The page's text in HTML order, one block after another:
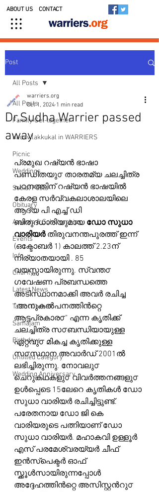
ABOUT US CONTACT
Post
All Posts
Family Get-together
Kedavilakkukal in WARRIERS
Picnic
Weddings
Social Posts
Obituary
Awards & Scholarships
Events
Info
Charity
Latest News
Talent Corner
Samajam
Birthdays
Untitled Category
Wedding Anniversary
All Posts
Dr.Sudha Warrier passed
away
warriers.org
Oct 1, 2024 1 min read
പ്രമുഖ റഷ്യൻ ഭാഷാ
പണ്ഡിതയു൦ താരതമ്യ ചലച്ചിത്ര
പഠനത്തിന് റഷ്യൻ ഭാഷയിൽ
കേരള സർവ്വകലാശാലയിലെ
ആദ്യ പി എച്ച് ഡി
ബിരുദധാരിയുമായ ഡോ സുധാ
വാരിയർ തിരുവനന്തപുരത്ത് ഇന്ന്
(ഒക്ടോബർ 1) കാലത്ത് 2.23ന്
നിര്യാതയായി . 85
വയസ്സായിരുന്നു. സ്വന്ത൦
ഗവേഷണ പ്രബന്ധത്തെ
അടിസ്ഥാനമാക്കി അവർ രചിച്ച
"അനുകൽപനത്തിൻറ്റെ
ആട്ടപ്രകാര൦" എന്ന കൃതിക്ക്
ചലച്ചിത്ര സ൦ബന്ധിയായുള്ള
ഏറ്റവു൦ മികച്ച കൃതിക്കുള്ള
സ൦സ്ഥാന അവാർഡ് 2001ൽ
ലഭിച്ചിരുന്നു. നോവലു൦
ചെറുകഥകളു൦ വിവർത്തനങ്ങളു൦
ഉൾപ്പെടെ 15ലേറെ കൃതികൾ ഡോ
സുധാ വാരിയർ രചിച്ചിട്ടുണ്ട്.
പരേതനായ ഡോ ജി കെ
വാരിയരുടെ പത്നിയാണ് ഡോ
സുധാ വാരിയർ. മഹാകവി ഉള്ളൂർ
എസ് പരമേശ്വരയ്യർ ചീഫ്
ഇൻസ്പെക്ടർ ഓഫ്
സ്ക്കൂൾസായിരുന്നപ്പോൾ
അദ്ദേഹത്തിൻറ്റെ അസിസ്റ്റൻറു൦